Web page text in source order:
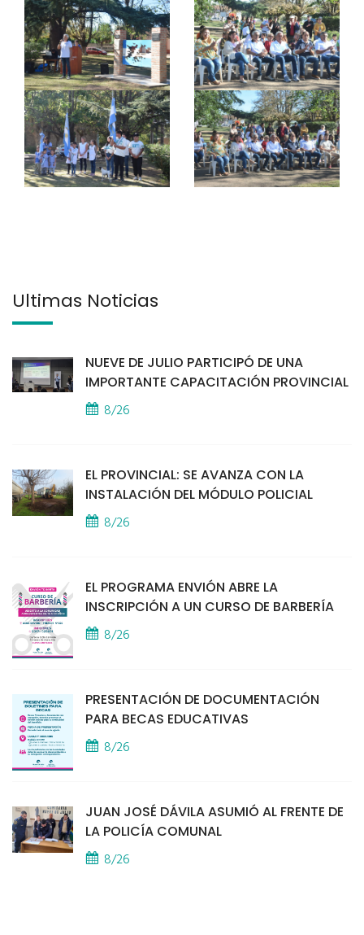
Últimas Noticias
NUEVE DE JULIO PARTICIPÓ DE UNA
IMPORTANTE CAPACITACIÓN PROVINCIAL
8/26
EL PROVINCIAL: SE AVANZA CON LA
INSTALACIÓN DEL MÓDULO POLICIAL
8/26
EL PROGRAMA ENVIÓN ABRE LA
INSCRIPCIÓN A UN CURSO DE BARBERÍA
8/26
PRESENTACIÓN DE DOCUMENTACIÓN
PARA BECAS EDUCATIVAS
8/26
JUAN JOSÉ DÁVILA ASUMIÓ AL FRENTE DE
LA POLICÍA COMUNAL
8/26